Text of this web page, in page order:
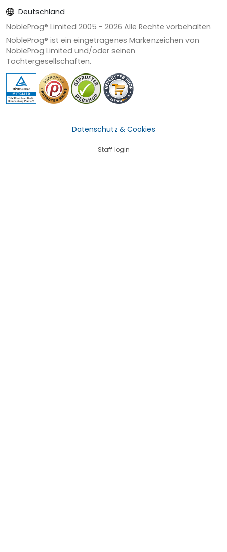
Deutschland
NobleProg® Limited 2005 - 2026 Alle Rechte vorbehalten
NobleProg® ist ein eingetragenes Markenzeichen von
NobleProg Limited und/oder seinen
Tochtergesellschaften.
Datenschutz & Cookies
Staff login